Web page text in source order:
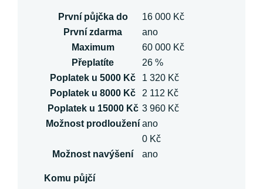
První půjčka do
16 000 Kč
První zdarma
ano
Maximum
60 000 Kč
Přeplatíte
26 %
Poplatek u 5000 Kč
1 320 Kč
Poplatek u 8000 Kč
2 112 Kč
Poplatek u 15000 Kč 3 960 Kč
Možnost prodloužení ano
0 Kč
Možnost navýšení
ano
Komu půjčí